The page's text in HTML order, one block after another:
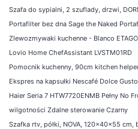
Szafa do sypialni, 2 szuflady, drzwi,
Portafilter bez dna Sage the Naked
Zlewozmywaki kuchenne - Blanco
Lovio Home ChefAssistant LVSTM01RD
Pomocnik kuchenny, 90cm kitchen
Ekspres na kapsułki Nescafé Dolce
Haier Seria 7 HTW7720ENMB Pełny No
wilgotności Zdalne sterowanie Czarny
Szafka rtv, półki, NOVA, 120x40x55 cm,